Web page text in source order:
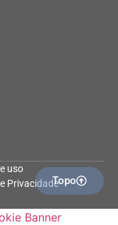
uso
PrivacidadeTopo
Banner